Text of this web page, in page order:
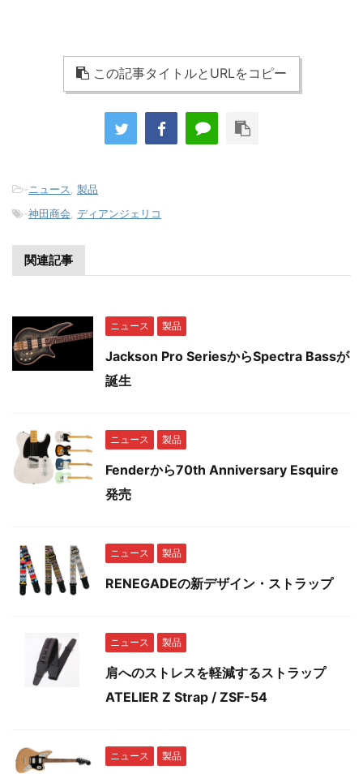
この記事タイトルとURLをコピー
-ニュース, 製品
-神田商会, ディアンジェリコ
関連記事
ニュース 製品
Jackson Pro SeriesからSpectra Bassが
誕生
ニュース 製品
Fenderから70th Anniversary Esquire
発売
ニュース 製品
RENEGADEの新デザイン・ストラップ
ニュース 製品
肩へのストレスを軽減するストラップ
ATELIER Z Strap / ZSF-54
ニュース 製品